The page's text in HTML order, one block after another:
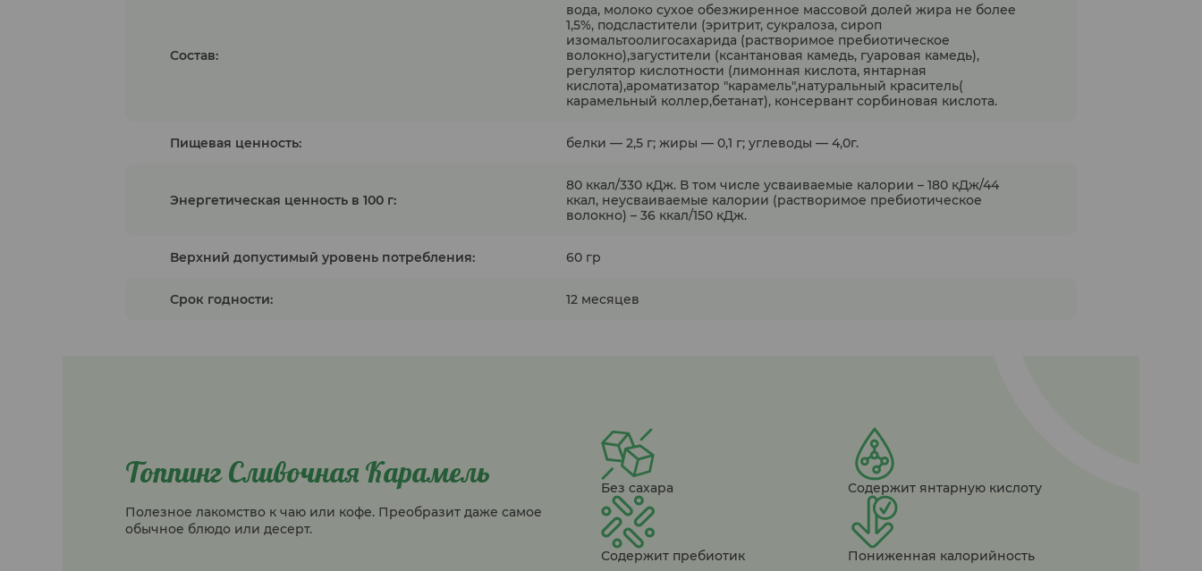
Состав:
вода, молоко сухое обезжиренное массовой долей жира не более
1,5%, подсластители (эритрит, сукралоза, сироп
изомальтоолигосахарида (растворимое пребиотическое
волокно),загустители (ксантановая камедь, гуаровая камедь),
регулятор кислотности (лимонная кислота, янтарная
кислота),ароматизатор "карамель",натуральный краситель(
карамельный коллер,бетанат), консервант сорбиновая кислота.
Пищевая ценность: белки — 2,5 г; жиры — 0,1 г; углеводы — 4,0г.
Энергетическая ценность в 100 г:
80 ккал/330 кДж. В том числе усваиваемые калории – 180 кДж/44
ккал, неусваиваемые калории (растворимое пребиотическое
волокно) – 36 ккал/150 кДж.
Верхний допустимый уровень потребления: 60 гр
Срок годности: 12 месяцев
Топпинг Сливочная Карамель
Полезное лакомство к чаю или кофе. Преобразит даже самое
обычное блюдо или десерт.
Без сахара Содержит янтарную кислоту
Содержит пребиотик Пониженная калорийность